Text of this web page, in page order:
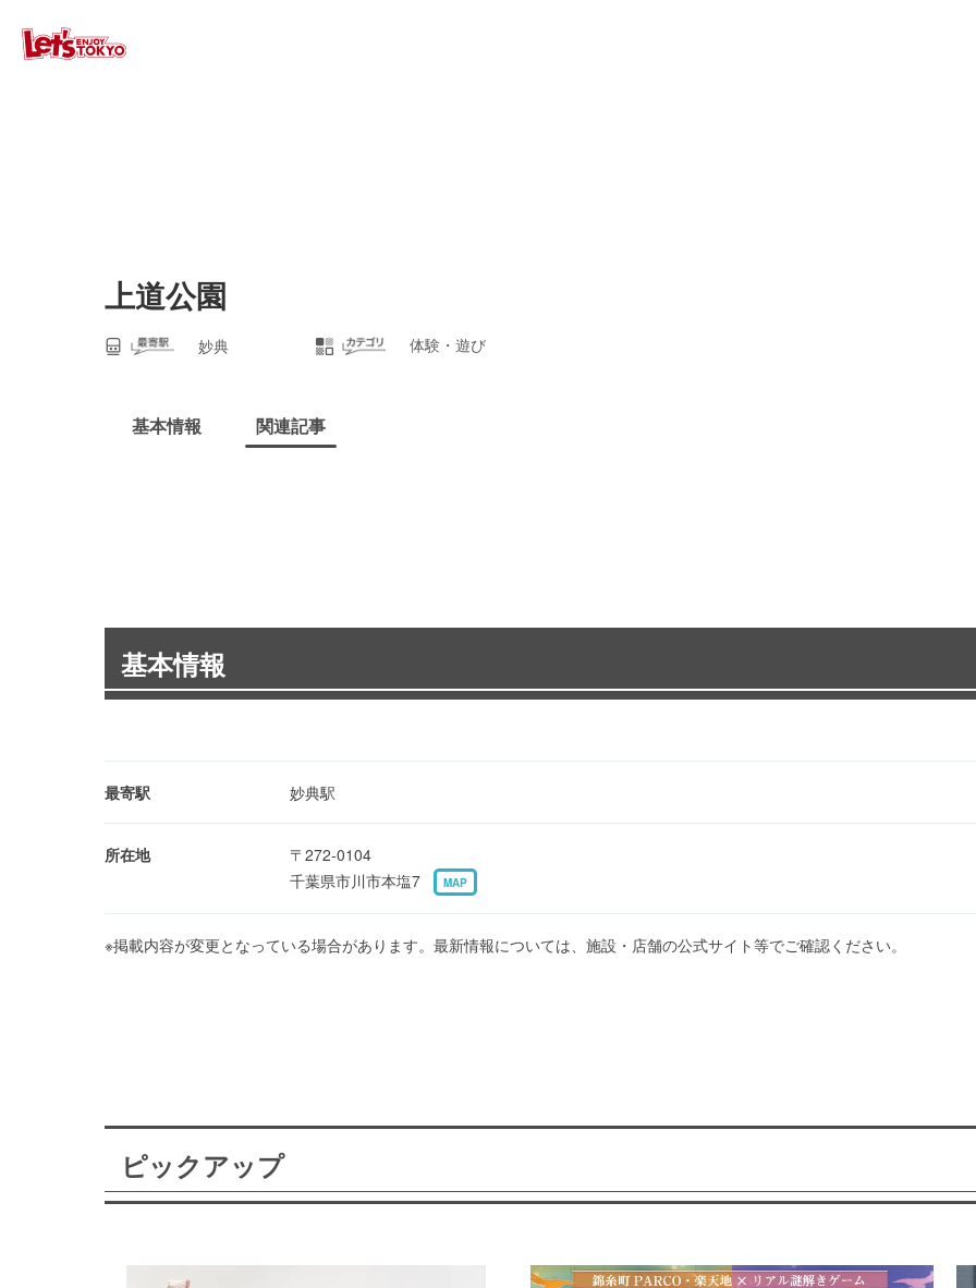
上道公園
妙典 体験・遊び
基本情報 関連記事
基本情報
最寄駅 妙典駅
所在地
〒272-0104
千葉県市川市本塩7
MAP
※掲載内容が変更となっている場合があります。最新情報については、施設・店舗の公式サイト等でご確認ください。
ピックアップ